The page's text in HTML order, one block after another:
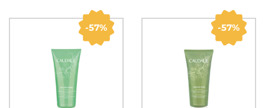
DENTI
SENSIBILI
75
45+
10
FIALE
57% 57%